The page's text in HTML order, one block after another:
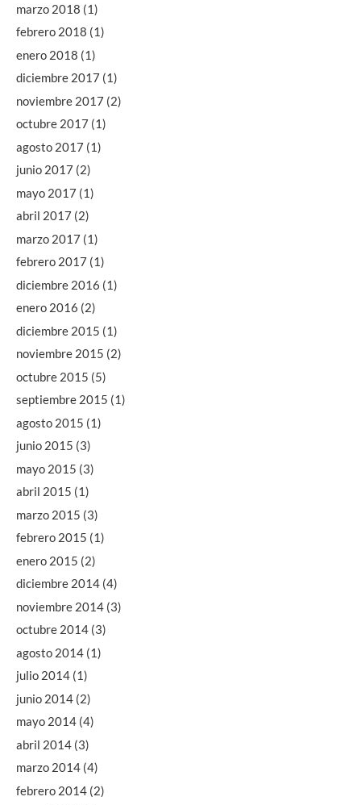
marzo 2018 (1)
febrero 2018 (1)
enero 2018 (1)
diciembre 2017 (1)
noviembre 2017 (2)
octubre 2017 (1)
agosto 2017 (1)
junio 2017 (2)
mayo 2017 (1)
abril 2017 (2)
marzo 2017 (1)
febrero 2017 (1)
diciembre 2016 (1)
enero 2016 (2)
diciembre 2015 (1)
noviembre 2015 (2)
octubre 2015 (5)
septiembre 2015 (1)
agosto 2015 (1)
junio 2015 (3)
mayo 2015 (3)
abril 2015 (1)
marzo 2015 (3)
febrero 2015 (1)
enero 2015 (2)
diciembre 2014 (4)
noviembre 2014 (3)
octubre 2014 (3)
agosto 2014 (1)
julio 2014 (1)
junio 2014 (2)
mayo 2014 (4)
abril 2014 (3)
marzo 2014 (4)
febrero 2014 (2)